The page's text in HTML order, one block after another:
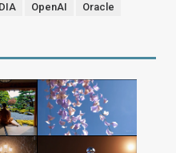
OpenAI
Oracle